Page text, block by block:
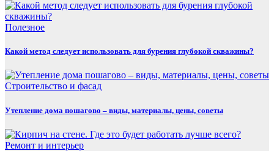
Полезнoe
Какой метод следует использовать для бурения глубокой скважины?
Строительство и фасад
Утепление дома пошагово – виды, материалы, цены, советы
Ремонт и интерьер